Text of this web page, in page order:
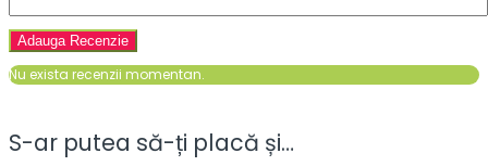
Nu exista recenzii momentan.
S-ar putea să-ți placă și…